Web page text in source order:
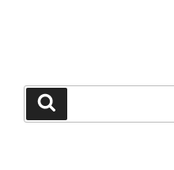
חיפוש